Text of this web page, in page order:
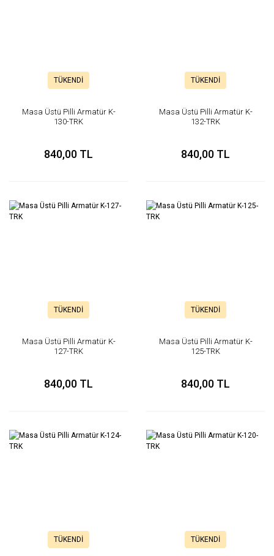
TÜKENDİ
Masa Üstü Pilli Armatür K-
130-TRK
840,00 TL
TÜKENDİ
Masa Üstü Pilli Armatür K-
132-TRK
840,00 TL
TÜKENDİ
Masa Üstü Pilli Armatür K-
127-TRK
840,00 TL
TÜKENDİ
Masa Üstü Pilli Armatür K-
125-TRK
840,00 TL
TÜKENDİ TÜKENDİ